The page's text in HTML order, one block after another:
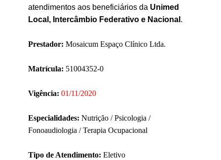
atendimentos aos beneficiários da Unimed
Local, Intercâmbio Federativo e Nacional .
Prestador: Mosaicum Espaço Clínico Ltda.
Matrícula: 51004352-0
Vigência: 01/11/2020
Especialidades: Nutrição / Psicologia /
Fonoaudiologia / Terapia Ocupacional
Tipo de Atendimento: Eletivo